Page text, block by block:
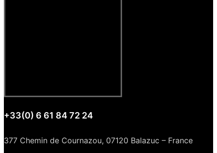
+33(0) 6 61 84 72 24
377 Chemin de Cournazou, 07120 Balazuc – France